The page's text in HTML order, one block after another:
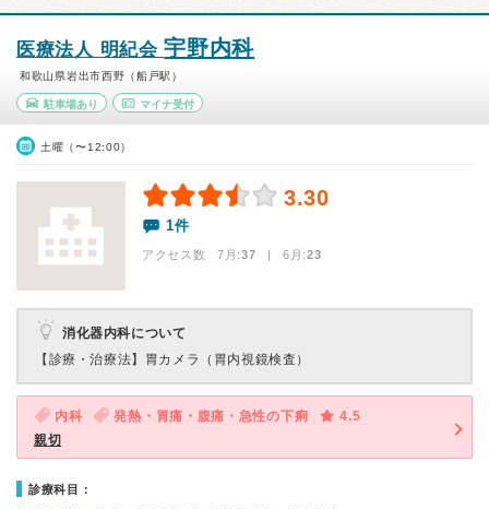
医療法人 明紀会宇野内科
和歌山県岩出市西野（船戸駅）
駐車場あり マイナ受付
土曜（〜12:00）
3.30
1件
アクセス数 7月:37 | 6月:23
消化器内科について
【診療・治療法】 胃カメラ（胃内視鏡検査）
内科 発熱・胃痛・腹痛・急性の下痢
4.5
親切
診療科目：